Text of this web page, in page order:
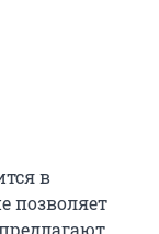
в
позволяет